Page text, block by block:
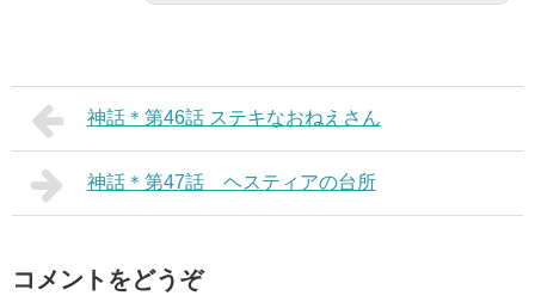
神話＊第46話 ステキなおねえさん
神話＊第47話 ヘスティアの台所
コメントをどうぞ